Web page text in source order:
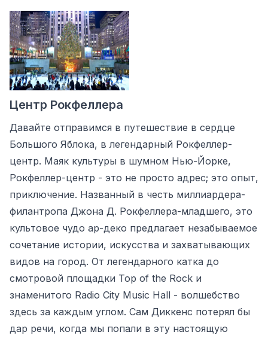
Центр Рокфеллера
Давайте отправимся в путешествие в сердце
Большого Яблока, в легендарный Рокфеллер-
центр. Маяк культуры в шумном Нью-Йорке,
Рокфеллер-центр - это не просто адрес; это опыт,
приключение. Названный в честь миллиардера-
филантропа Джона Д. Рокфеллера-младшего, это
культовое чудо ар-деко предлагает незабываемое
сочетание истории, искусства и захватывающих
видов на город. От легендарного катка до
смотровой площадки Top of the Rock и
знаменитого Radio City Music Hall - волшебство
здесь за каждым углом. Сам Диккенс потерял бы
дар речи, когда мы попали в эту настоящую